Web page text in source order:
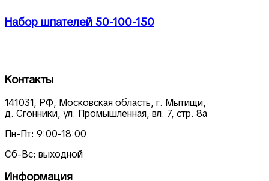
Набор шпателей 50-100-150
Контакты
141031, РФ, Московская область, г. Мытищи,
д. Сгонники, ул. Промышленная, вл. 7, стр. 8а
Пн-Пт: 9:00-18:00
Сб-Вс: выходной
Информация